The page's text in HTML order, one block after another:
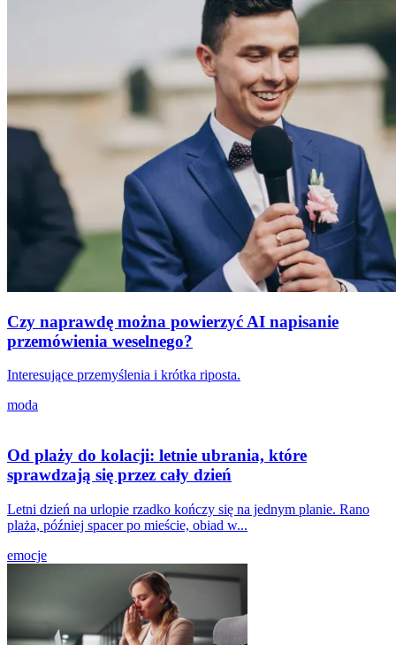
Czy naprawdę można powierzyć AI napisanie
przemówienia weselnego?
Interesujące przemyślenia i krótka riposta.
moda
Od plaży do kolacji: letnie ubrania, które
sprawdzają się przez cały dzień
Letni dzień na urlopie rzadko kończy się na jednym planie. Rano
plaża, później spacer po mieście, obiad w...
emocje